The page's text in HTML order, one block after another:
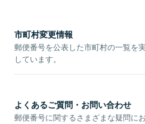
市町村変更情報
郵便番号を公表した市町村の一覧を
しています。
よくあるご質問・お問い合わせ
郵便番号に関するさまざまな疑問に